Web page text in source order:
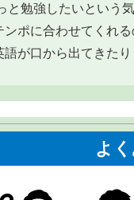
と勉強したいという
ポに合わせてくれ
が口から出てきたり
よ